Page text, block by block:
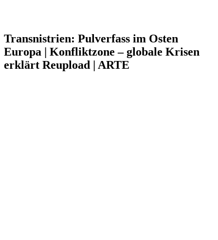
Transnistrien: Pulverfass im Osten
Europa | Konfliktzone – globale Krisen
erklärt Reupload | ARTE